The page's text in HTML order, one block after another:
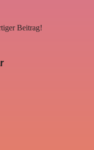
Beitrag!